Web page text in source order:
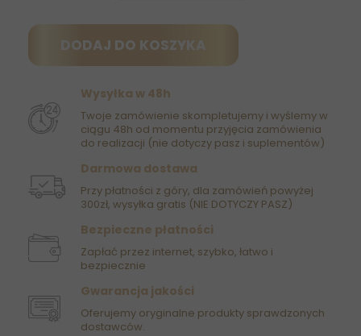
DODAJ DO KOSZYKA
Wysyłka w 48h
Twoje zamówienie skompletujemy i wyślemy w
ciągu 48h od momentu przyjęcia zamówienia
do realizacji (nie dotyczy pasz i suplementów)
Darmowa dostawa
Przy płatności z góry, dla zamówień powyżej
300zł, wysyłka gratis (NIE DOTYCZY PASZ)
Bezpieczne płatności
Zapłać przez internet, szybko, łatwo i
bezpiecznie
Gwarancja jakości
Oferujemy oryginalne produkty sprawdzonych
dostawców.